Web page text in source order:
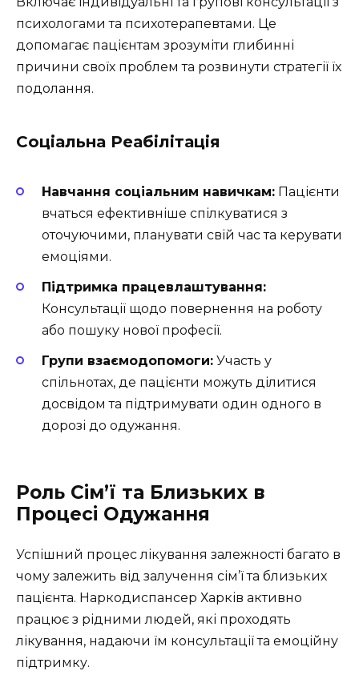
психологами та психотерапевтами. Це
допомагає пацієнтам зрозуміти глибинні
причини своїх проблем та розвинути стратегії їх
подолання.
Соціальна Реабілітація
Навчання соціальним навичкам: Пацієнти
вчаться ефективніше спілкуватися з
оточуючими, планувати свій час та керувати
емоціями.
Підтримка працевлаштування:
Консультації щодо повернення на роботу
або пошуку нової професії.
Групи взаємодопомоги: Участь у
спільнотах, де пацієнти можуть ділитися
досвідом та підтримувати один одного в
дорозі до одужання.
Роль Сім’ї та Близьких в
Процесі Одужання
Успішний процес лікування залежності багато в
чому залежить від залучення сім’ї та близьких
пацієнта. Наркодиспансер Харків активно
працює з рідними людей, які проходять
лікування, надаючи їм консультації та емоційну
підтримку.